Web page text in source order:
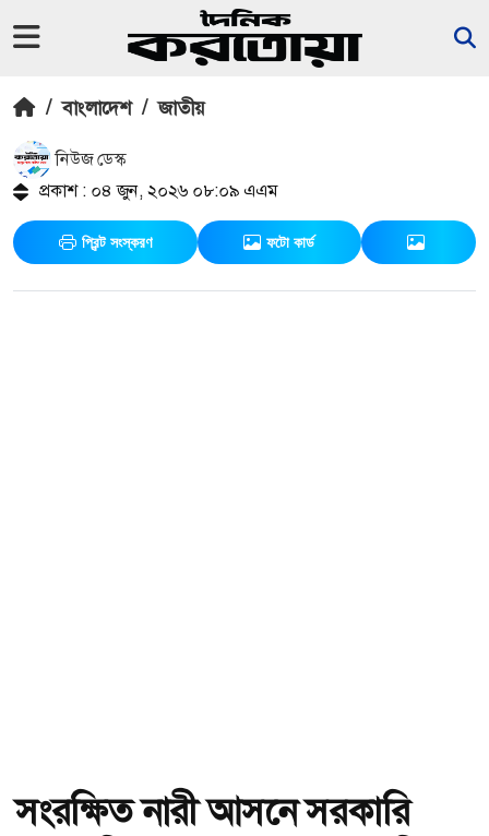
/ বাংলাদেশ / জাতীয়
নিউজ ডেস্ক
প্রকাশ : ০৪ জুন, ২০২৬ ০৮:০৯ এএম
প্রিন্ট সংস্করণ ফটো কার্ড
সংরক্ষিত নারী আসনে সরকারি